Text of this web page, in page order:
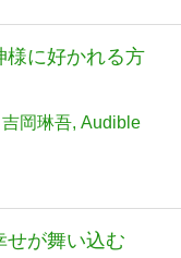
様に好かれる方
吉岡琳吾 Audible
せが舞い込む